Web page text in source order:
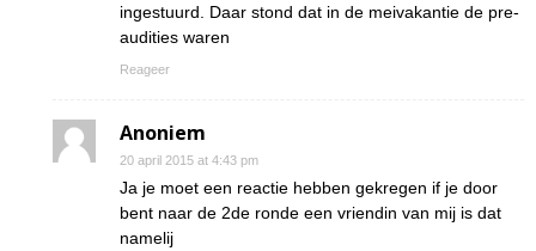
ingestuurd. Daar stond dat in de meivakantie de pre-
audities waren
Reageer
Anoniem
20 april 2015 at 4:43 pm
Ja je moet een reactie hebben gekregen if je door
bent naar de 2de ronde een vriendin van mij is dat
namelij